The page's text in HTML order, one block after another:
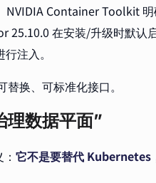
NVIDIA Container Toolkit
25.10.0 在安装/升级时默认
注入。
换、可标准化接口。
理数据平面”
它不是要替代 Kubernetes